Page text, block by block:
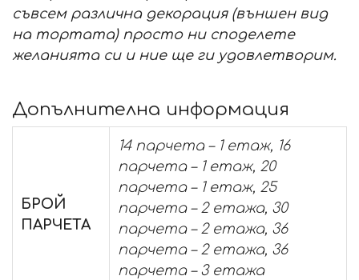
съвсем различна декорация (външен вид
на тортата) просто ни споделете
желанията си и ние ще ги удовлетворим.
Допълнителна информация
БРОЙ
ПАРЧЕТА
14 парчета – 1 етаж, 16
парчета – 1 етаж, 20
парчета – 1 етаж, 25
парчета – 2 етажа, 30
парчета – 2 етажа, 36
парчета – 2 етажа, 36
парчета – 3 етажа